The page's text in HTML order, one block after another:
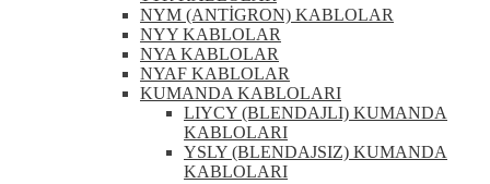
NYM (ANTİGRON) KABLOLAR
NYY KABLOLAR
NYA KABLOLAR
NYAF KABLOLAR
KUMANDA KABLOLARI
LIYCY (BLENDAJLI) KUMANDA
KABLOLARI
YSLY (BLENDAJSIZ) KUMANDA
KABLOLARI